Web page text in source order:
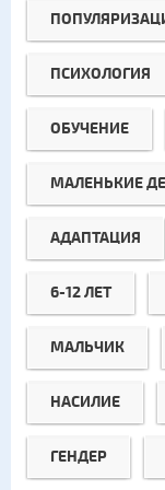
ПСИХОЛОГИЯ
ОБУЧЕНИЕ
МАЛЕНЬКИЕ
АДАПТАЦИЯ
6-12 ЛЕТ
МАЛЬЧИК
НАСИЛИЕ
ГЕНДЕР